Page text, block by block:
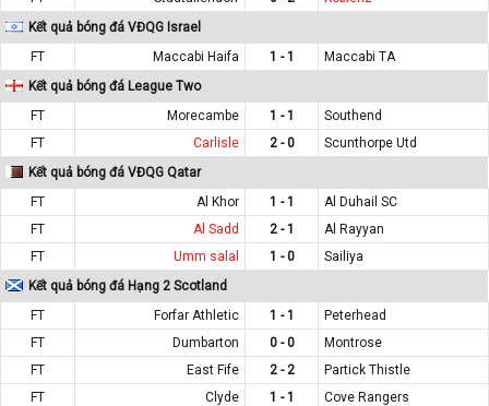
Kết quả bóng đá VĐQG Israel
FT
Maccabi Haifa 1 - 1
Maccabi TA
Kết quả bóng đá League Two
FT
Morecambe 1 - 1
Southend
FT
Carlisle 2 - 0
Scunthorpe Utd
Kết quả bóng đá VĐQG Qatar
FT
Al Khor 1 - 1
Al Duhail SC
FT
Al Sadd 2 - 1
Al Rayyan
FT
Umm salal 1 - 0
Sailiya
Kết quả bóng đá Hạng 2 Scotland
FT
Forfar Athletic 1 - 1
Peterhead
FT
Dumbarton 0 - 0
Montrose
FT
East Fife 2 - 2
Partick Thistle
FT
Clyde 1 - 1
Cove Rangers